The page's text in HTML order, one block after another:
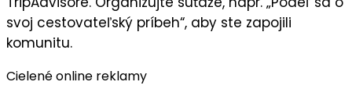
svoj cestovateľský príbeh“, aby ste zapojili
komunitu.
Cielené online reklamy